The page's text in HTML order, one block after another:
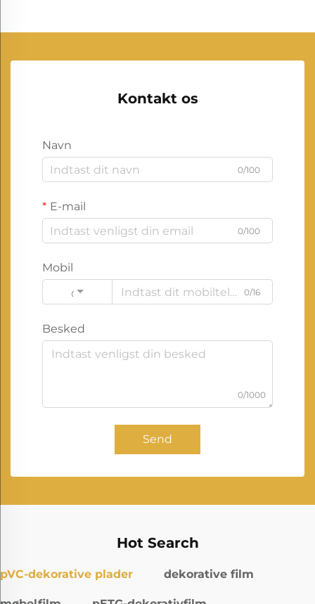
Kontakt os
Navn
0/100
E-mail
0/100
Mobil
Code
0/16
Besked
0/1000
Send
Hot Search
pVC-dekorative plader dekorative film